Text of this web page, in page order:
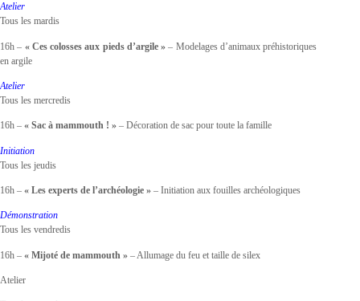
Atelier
Tous les mardis
16h – « Ces colosses aux pieds d’argile » – Modelages d’animaux préhistoriques
en argile
Atelier
Tous les mercredis
16h – « Sac à mammouth ! » – Décoration de sac pour toute la famille
Initiation
Tous les jeudis
16h – « Les experts de l’archéologie » – Initiation aux fouilles archéologiques
Démonstration
Tous les vendredis
16h – « Mijoté de mammouth » – Allumage du feu et taille de silex
Atelier